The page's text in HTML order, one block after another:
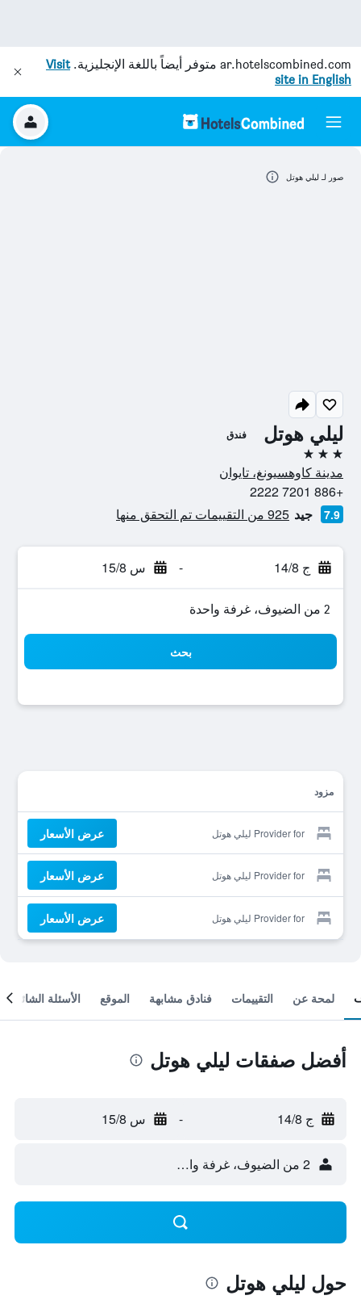
ar.hotelscombined.com متوفر أيضاً باللغة الإنجليزية.Visit
site in English
ليلي هوتل فندق
3 نجوم
مدينة كاوهسيونغ، تايوان
+886 7201 2222
7.9 جيد 925 من التقييمات تم التحقق منها
ج 14/8 - س 15/8
2 من الضيوف، غرفة واحدة
بحث
مزود
Provider for ليلي هوتل عرض الأسعار
Provider for ليلي هوتل عرض الأسعار
Provider for ليلي هوتل عرض الأسعار
صور لـ ليلي هوتل
لمحة عن التقييمات فنادق مشابهة الموقع الأسئلة الشائعة
أفضل صفقات ليلي هوتل
ج 14/8 - س 15/8
2 من الضيوف، غرفة واحدة
حول ليلي هوتل